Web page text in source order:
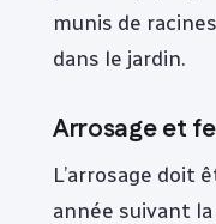
munis de
dans le jardin.
Arrosage et
L’arrosage doit
année suivant